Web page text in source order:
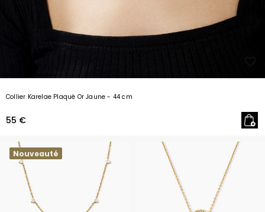
Collier Karelae Plaqué Or Jaune- 44 cm
55 €
Nouveauté